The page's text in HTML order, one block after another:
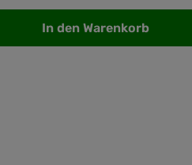
Wert ein
In den Warenkorb